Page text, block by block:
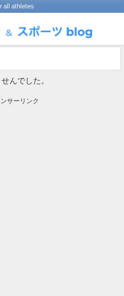
all athletes
んでした。
サーリンク